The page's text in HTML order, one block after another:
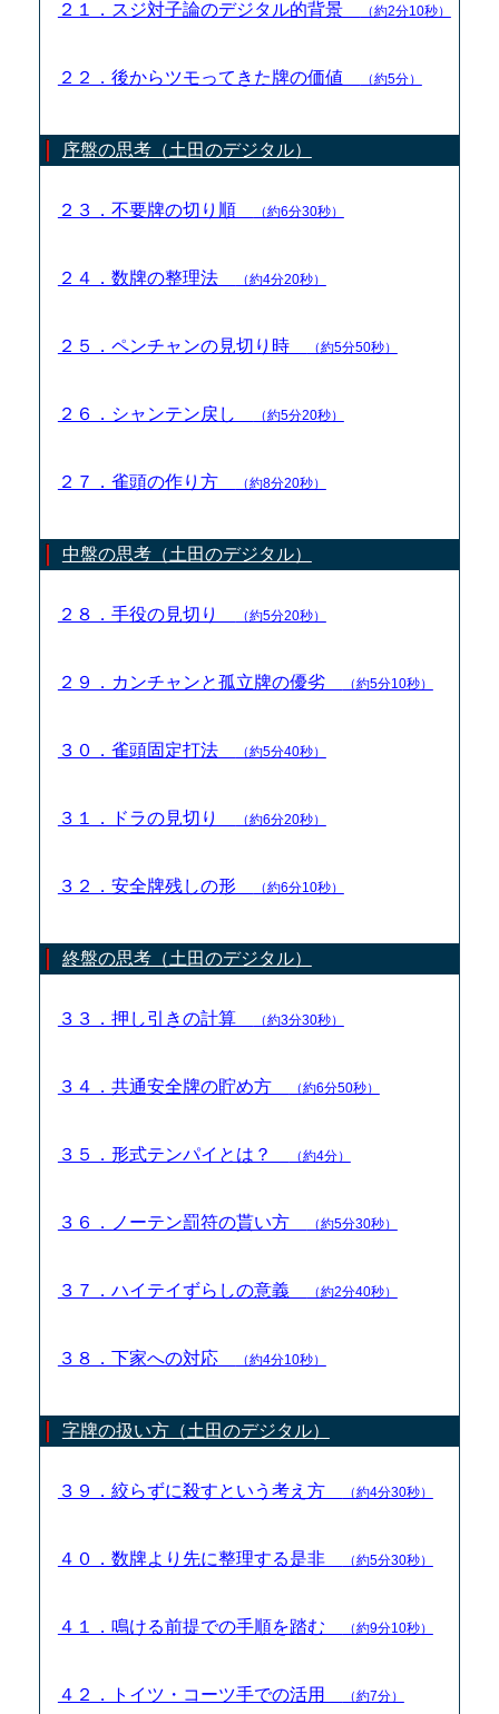
２１．スジ対子論のデジタル的背景 （約2分10秒）
２２．後からツモってきた牌の価値 （約5分）
序盤の思考（土田のデジタル）
２３．不要牌の切り順 （約6分30秒）
２４．数牌の整理法 （約4分20秒）
２５．ペンチャンの見切り時 （約5分50秒）
２６．シャンテン戻し （約5分20秒）
２７．雀頭の作り方 （約8分20秒）
中盤の思考（土田のデジタル）
２８．手役の見切り （約5分20秒）
２９．カンチャンと孤立牌の優劣 （約5分10秒）
３０．雀頭固定打法 （約5分40秒）
３１．ドラの見切り （約6分20秒）
３２．安全牌残しの形 （約6分10秒）
終盤の思考（土田のデジタル）
３３．押し引きの計算 （約3分30秒）
３４．共通安全牌の貯め方 （約6分50秒）
３５．形式テンパイとは？ （約4分）
３６．ノーテン罰符の貰い方 （約5分30秒）
３７．ハイテイずらしの意義 （約2分40秒）
３８．下家への対応 （約4分10秒）
字牌の扱い方（土田のデジタル）
３９．絞らずに殺すという考え方 （約4分30秒）
４０．数牌より先に整理する是非 （約5分30秒）
４１．鳴ける前提での手順を踏む （約9分10秒）
４２．トイツ・コーツ手での活用 （約7分）